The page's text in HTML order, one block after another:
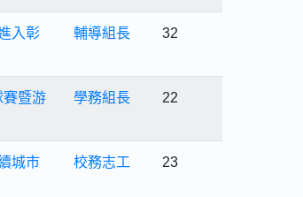
入彰
輔導組長 32
賽暨游
學務組長 22
城市
校務志工 23